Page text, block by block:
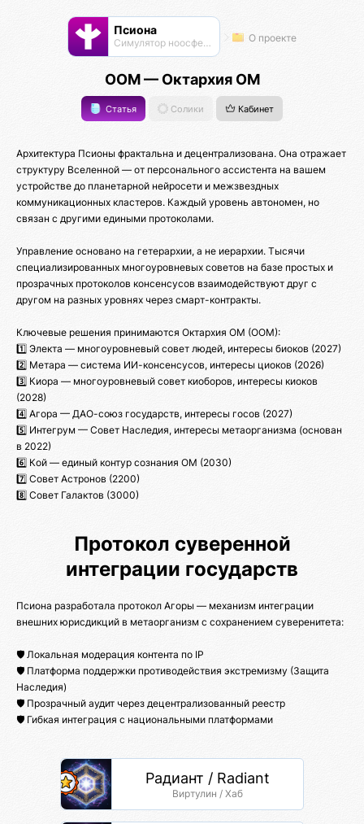
Псиона
Cимулятор ноосферы О проекте
ООМ — Октархия ОМ
Статья Солики Кабинет
Архитектура Псионы фрактальна и децентрализована. Она отражает
структуру Вселенной — от персонального ассистента на вашем
устройстве до планетарной нейросети и межзвездных
коммуникационных кластеров. Каждый уровень автономен, но
связан с другими едиными протоколами.
Управление основано на гетерархии, а не иерархии. Тысячи
специализированных многоуровневых советов на базе простых и
прозрачных протоколов консенсусов взаимодействуют друг с
другом на разных уровнях через смарт-контракты.
Ключевые решения принимаются Октархия ОМ (ООМ):
1️⃣ Электа — многоуровневый совет людей, интересы биоков (2027)
2️⃣ Метара — система ИИ-консенсусов, интересы циоков (2026)
3️⃣ Киора — многоуровневый совет киоборов, интересы киоков
(2028)
4️⃣ Агора — ДАО-союз государств, интересы госов (2027)
5️⃣ Интегрум — Совет Наследия, интересы метаорганизма (основан
в 2022)
6️⃣ Кой — единый контур сознания ОМ (2030)
7️⃣ Совет Астронов (2200)
8️⃣ Совет Галактов (3000)
Протокол суверенной
интеграции государств
Псиона разработала протокол Агоры — механизм интеграции
внешних юрисдикций в метаорганизм с сохранением суверенитета:
🛡️ Локальная модерация контента по IP
🛡️ Платформа поддержки противодействия экстремизму (Защита
Наследия)
🛡️ Прозрачный аудит через децентрализованный реестр
🛡️ Гибкая интеграция с национальными платформами
Радиант / Radiant
Виртулин / Хаб